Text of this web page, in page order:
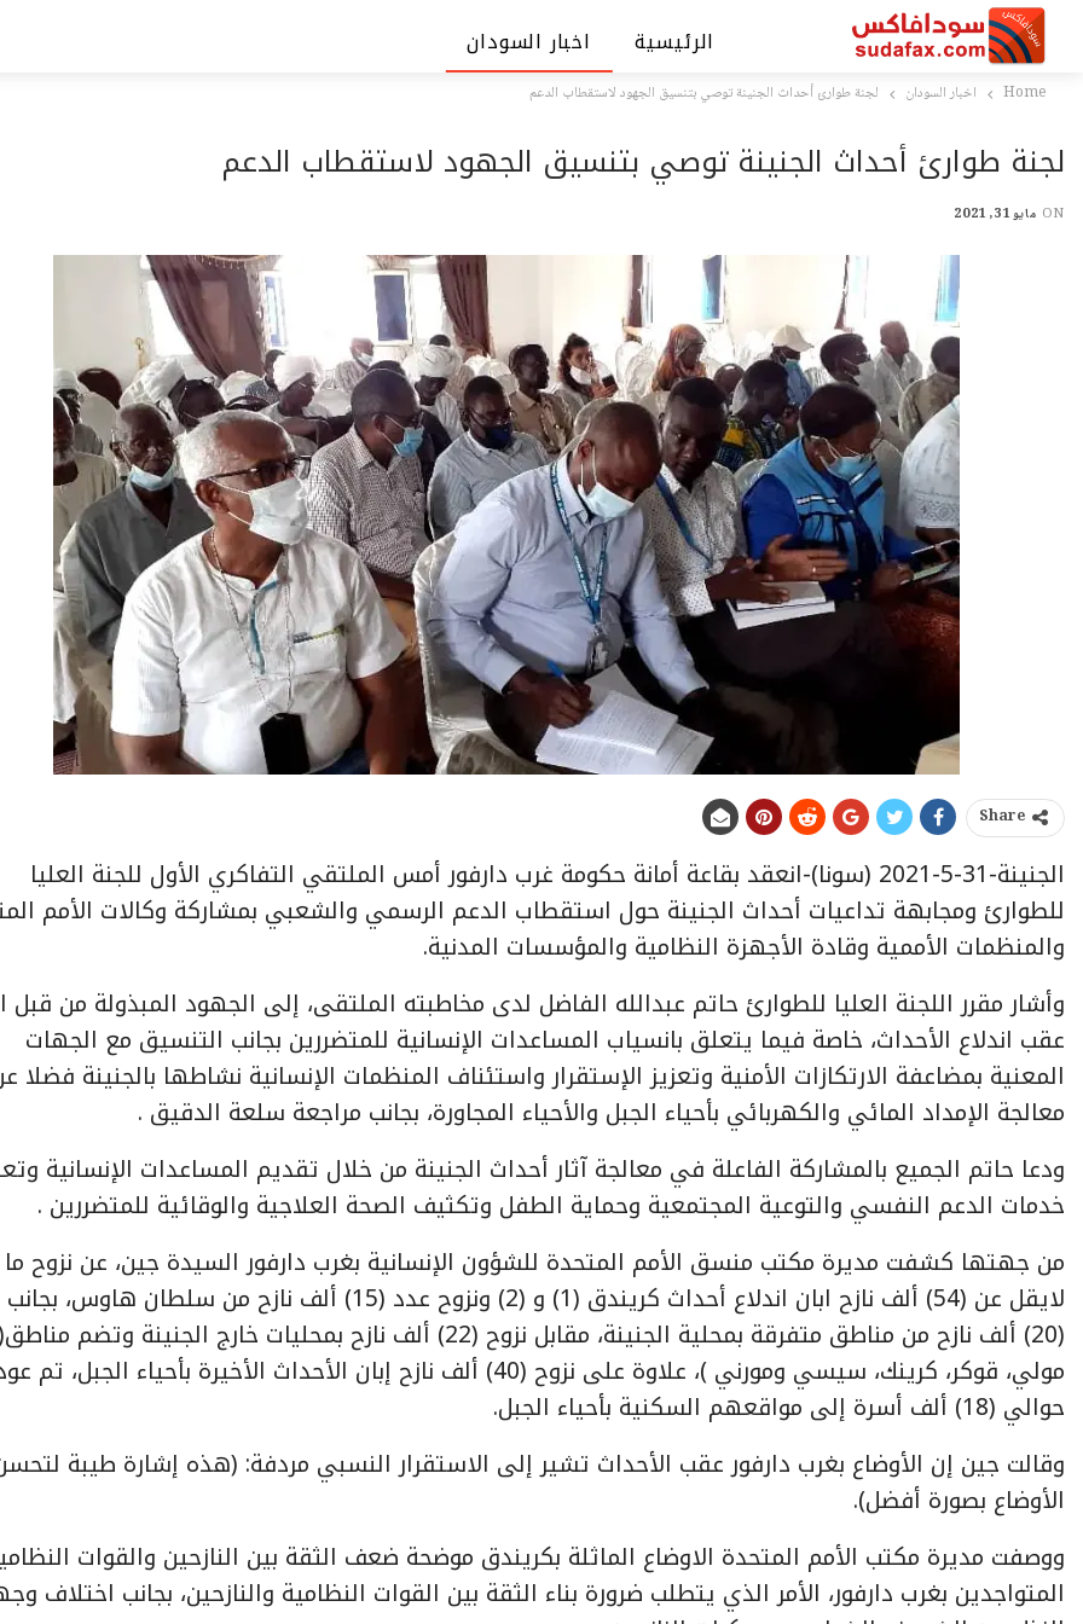
الرئيسية اخبار السودان
Home اخبار السودان لجنة طوارئ أحداث الجنينة توصي بتنسيق الجهود لاستقطاب الدعم
لجنة طوارئ أحداث الجنينة توصي بتنسيق الجهود لاستقطاب الدعم
ON مايو 31, 2021
Share
الجنينة-31-5-2021 (سونا)-انعقد بقاعة أمانة حكومة غرب دارفور أمس الملتقي التفاكري الأول للجنة العليا
للطوارئ ومجابهة تداعيات أحداث الجنينة حول استقطاب الدعم الرسمي والشعبي بمشاركة وكالات الأمم
والمنظمات الأممية وقادة الأجهزة النظامية والمؤسسات المدنية.
وأشار مقرر اللجنة العليا للطوارئ حاتم عبدالله الفاضل لدى مخاطبته الملتقى، إلى الجهود المبذولة من قبل
عقب اندلاع الأحداث، خاصة فيما يتعلق بانسياب المساعدات الإنسانية للمتضررين بجانب التنسيق مع الجهات
المعنية بمضاعفة الارتكازات الأمنية وتعزيز الإستقرار واستئناف المنظمات الإنسانية نشاطها بالجنينة فضلا
معالجة الإمداد المائي والكهربائي بأحياء الجبل والأحياء المجاورة، بجانب مراجعة سلعة الدقيق .
ودعا حاتم الجميع بالمشاركة الفاعلة في معالجة آثار أحداث الجنينة من خلال تقديم المساعدات الإنسانية
خدمات الدعم النفسي والتوعية المجتمعية وحماية الطفل وتكثيف الصحة العلاجية والوقائية للمتضررين .
من جهتها كشفت مديرة مكتب منسق الأمم المتحدة للشؤون الإنسانية بغرب دارفور السيدة جين، عن نزوح ما
لايقل عن (54) ألف نازح ابان اندلاع أحداث كريندق (1) و (2) ونزوح عدد (15) ألف نازح من سلطان
(20) ألف نازح من مناطق متفرقة بمحلية الجنينة، مقابل نزوح (22) ألف نازح بمحليات خارج الجنينة وتضم
مولي، قوكر، كرينك، سيسي ومورني )، علاوة على نزوح (40) ألف نازح إبان الأحداث الأخيرة بأحياء الجبل،
حوالي (18) ألف أسرة إلى مواقعهم السكنية بأحياء الجبل.
وقالت جين إن الأوضاع بغرب دارفور عقب الأحداث تشير إلى الاستقرار النسبي مردفة: (هذه إشارة طيبة
الأوضاع بصورة أفضل).
ووصفت مديرة مكتب الأمم المتحدة الاوضاع الماثلة بكريندق موضحة ضعف الثقة بين النازحين والقوات
المتواجدين بغرب دارفور، الأمر الذي يتطلب ضرورة بناء الثقة بين القوات النظامية والنازحين، بجانب اختلاف